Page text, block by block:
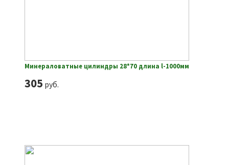
Минераловатные цилиндры 28*70 длина l-1000мм
305 руб.